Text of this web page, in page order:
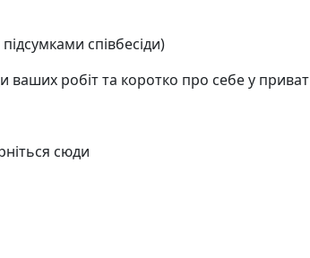
підсумками співбесіди)
ваших робіт та коротко про себе у
сюди